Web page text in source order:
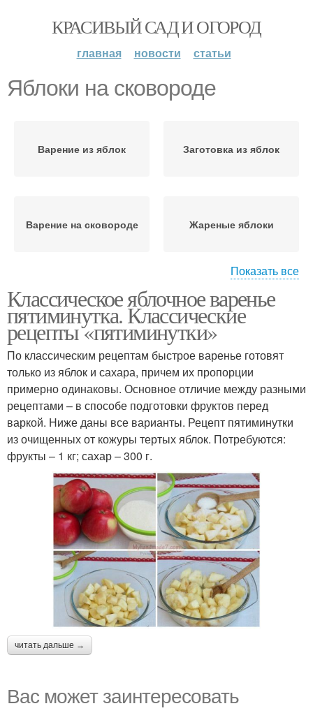
КРАСИВЫЙ САД И ОГОРОД
главная новости статьи
Яблоки на сковороде
Варение из яблок Заготовка из яблок
Варение на сковороде Жареные яблоки
Яблоки в тесте
Показать все
Классическое яблочное варенье
пятиминутка. Классические
рецепты «пятиминутки»
По классическим рецептам быстрое варенье готовят
только из яблок и сахара, причем их пропорции
примерно одинаковы. Основное отличие между разными
рецептами – в способе подготовки фруктов перед
варкой. Ниже даны все варианты. Рецепт пятиминутки
из очищенных от кожуры тертых яблок. Потребуются:
фрукты – 1 кг; сахар – 300 г.
читать дальше →
Вас может заинтересовать